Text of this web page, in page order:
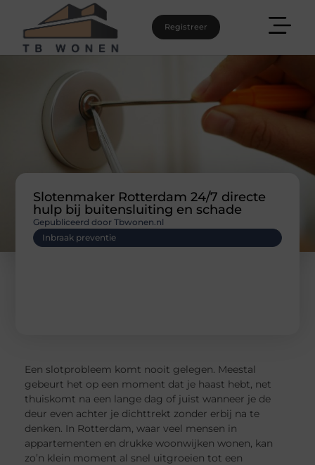
Registreer
Slotenmaker Rotterdam 24/7 directe
hulp bij buitensluiting en schade
Inbraak preventie
Gepubliceerd door Tbwonen.nl
Een slotprobleem komt nooit gelegen. Meestal
gebeurt het op een moment dat je haast hebt, net
thuiskomt na een lange dag of juist wanneer je de
deur even achter je dichttrekt zonder erbij na te
denken. In Rotterdam, waar veel mensen in
appartementen en drukke woonwijken wonen, kan
zo’n klein moment al snel uitgroeien tot een